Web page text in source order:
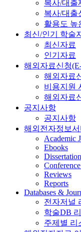
복사/대출
복사/대출
활용도 높
최신/인기 학술
최신자료
인기자료
해외자료신청
해외자료
비용지원
해외자료
공지사항
공지사항
해외전자정보
Academic
Ebooks
Reviews
Reports
Databases &
전자저널
학술DB
주제별 리